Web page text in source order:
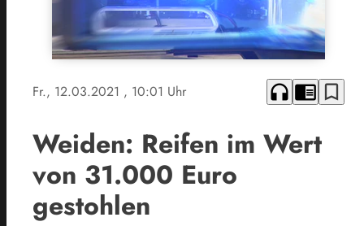
Fr., 12.03.2021 , 10:01 Uhr headphones chrome_reader_mode bookmark_border
Weiden: Reifen im Wert
von 31.000 Euro
gestohlen